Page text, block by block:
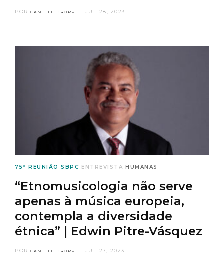
POR CAMILLE BROPP JUL 28, 2023
75ª REUNIÃO SBPC ENTREVISTA HUMANAS
“Etnomusicologia não serve
apenas à música europeia,
contempla a diversidade
étnica” | Edwin Pitre-Vásquez
POR CAMILLE BROPP JUL 27, 2023